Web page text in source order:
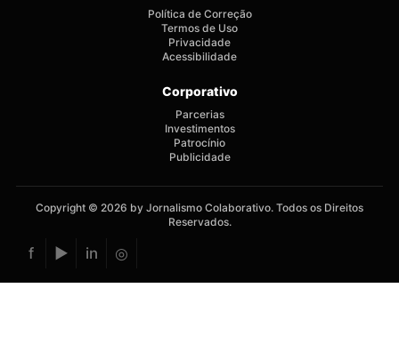
Política de Correção
Termos de Uso
Privacidade
Acessibilidade
Corporativo
Parcerias
Investimentos
Patrocínio
Publicidade
Copyright © 2026 by Jornalismo Colaborativo. Todos os Direitos
Reservados.
f ▶ in ◎